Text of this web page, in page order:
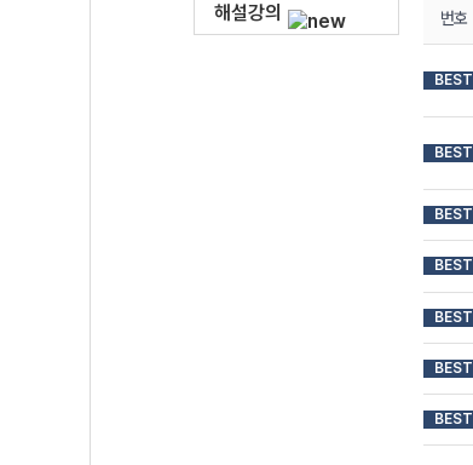
해설강의 번호
BEST
BEST
BEST
BEST
BEST
BEST
BEST